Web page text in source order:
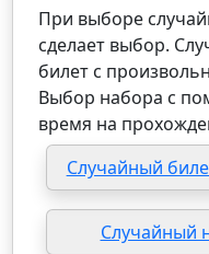
При выборе
сделает выбор.
билет с
Выбор набора с
время на
Случайный
Случайный